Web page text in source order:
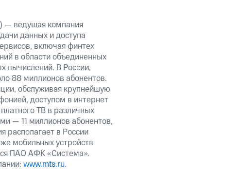
— ведущая компания
данных и доступа
включая финтех
в области объединенных
вычислений. В России,
88 миллионов абонентов.
обслуживая крупнейшую
доступом в интернет
ТВ в различных
— 11 миллионов абонентов,
располагает в России
мобильных устройств
ПАО АФК «Система».
www.mts.ru.